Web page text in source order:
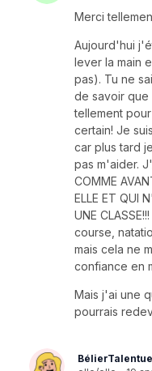
Merci
Aujourd'hui
lever la main
pas). Tu ne
de savoir que
tellement
certain! Je
car plus tard
pas m'aider.
COMME
ELLE ET QUI
UNE
course,
mais cela ne
confiance en
Mais j'ai une
pourrais